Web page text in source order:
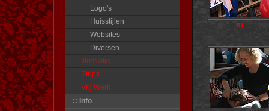
Logo's
Huisstijlen
Websites
Diversen
Illustratie
Strips
Vrij Werk
:: Info
01